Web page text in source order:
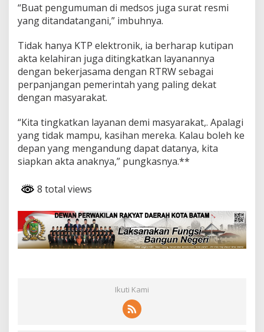
“Buat pengumuman di medsos juga surat resmi
yang ditandatangani,” imbuhnya.
Tidak hanya KTP elektronik, ia berharap kutipan
akta kelahiran juga ditingkatkan layanannya
dengan bekerjasama dengan RTRW sebagai
perpanjangan pemerintah yang paling dekat
dengan masyarakat.
“Kita tingkatkan layanan demi masyarakat,. Apalagi
yang tidak mampu, kasihan mereka. Kalau boleh ke
depan yang mengandung dapat datanya, kita
siapkan akta anaknya,” pungkasnya.**
8 total views
Ikuti Kami